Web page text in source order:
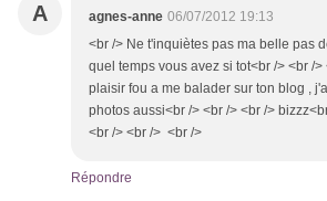
A agnes-anne 06/07/2012 19:13
<br /> Ne t'inquiètes pas ma belle pas
quel temps vous avez si tot<br /> <br /
plaisir fou a me balader sur ton blog ,
photos aussi<br /> <br /> <br />
<br /> <br /> <br />
Répondre